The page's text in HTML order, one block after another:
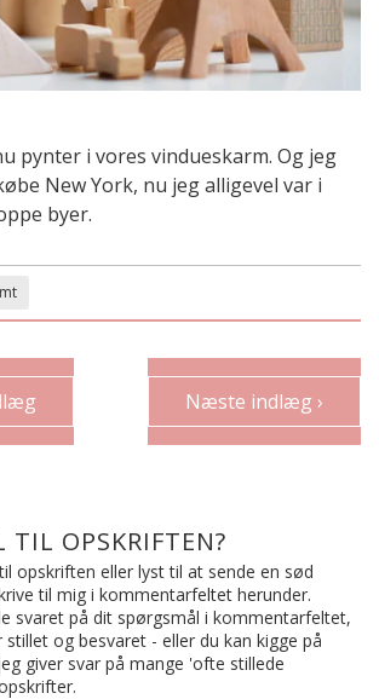
pynter i vores vindueskarm. Og jeg
New York, nu jeg alligevel var i
byer.
Næste indlæg ›
TIL OPSKRIFTEN?
opskriften eller lyst til at sende en sød
til mig i kommentarfeltet herunder.
svaret på dit spørgsmål i kommentarfeltet,
stillet og besvaret - eller du kan kigge på
giver svar på mange 'ofte stillede